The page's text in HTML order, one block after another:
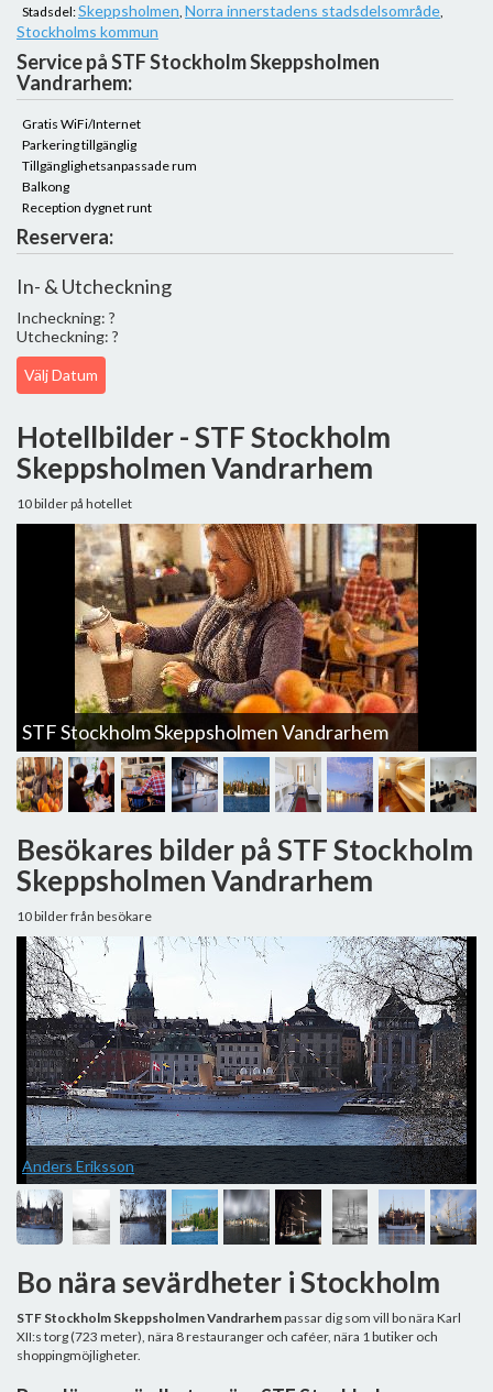
Stadsdel:Skeppsholmen, Norra innerstadens stadsdelsområde,
Stockholms kommun
Service på STF Stockholm Skeppsholmen
Vandrarhem:
Gratis WiFi/Internet
Parkering tillgänglig
Tillgänglighetsanpassade rum
Balkong
Reception dygnet runt
Reservera:
In- & Utcheckning
Incheckning: ?
Utcheckning: ?
Välj Datum
Hotellbilder - STF Stockholm
Skeppsholmen Vandrarhem
10 bilder på hotellet
STF Stockholm Skeppsholmen Vandrarhem
Besökares bilder på STF Stockholm
Skeppsholmen Vandrarhem
10 bilder från besökare
Anders Eriksson
Bo nära sevärdheter i Stockholm
STF Stockholm Skeppsholmen Vandrarhempassar dig som vill bo nära Karl
XII:s torg (723 meter), nära 8 restauranger och caféer, nära 1 butiker och
shoppingmöjligheter.